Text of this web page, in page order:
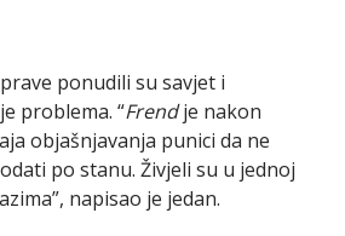
ponudili su savjet i
problema. “Frendje nakon
objašnjavanja punici da ne
po stanu. Živjeli su u jednoj
napisao je jedan.